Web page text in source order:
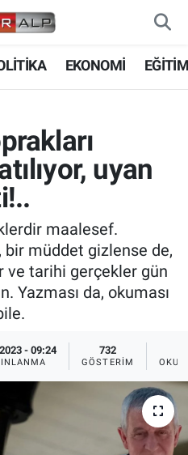
EKONOMİ
uyan
maalesef.
müddet gizlense de,
ve tarihi gerçekler gün
Yazması da, okuması
- 09:24 732
GÖSTERIM
ve Fikstür